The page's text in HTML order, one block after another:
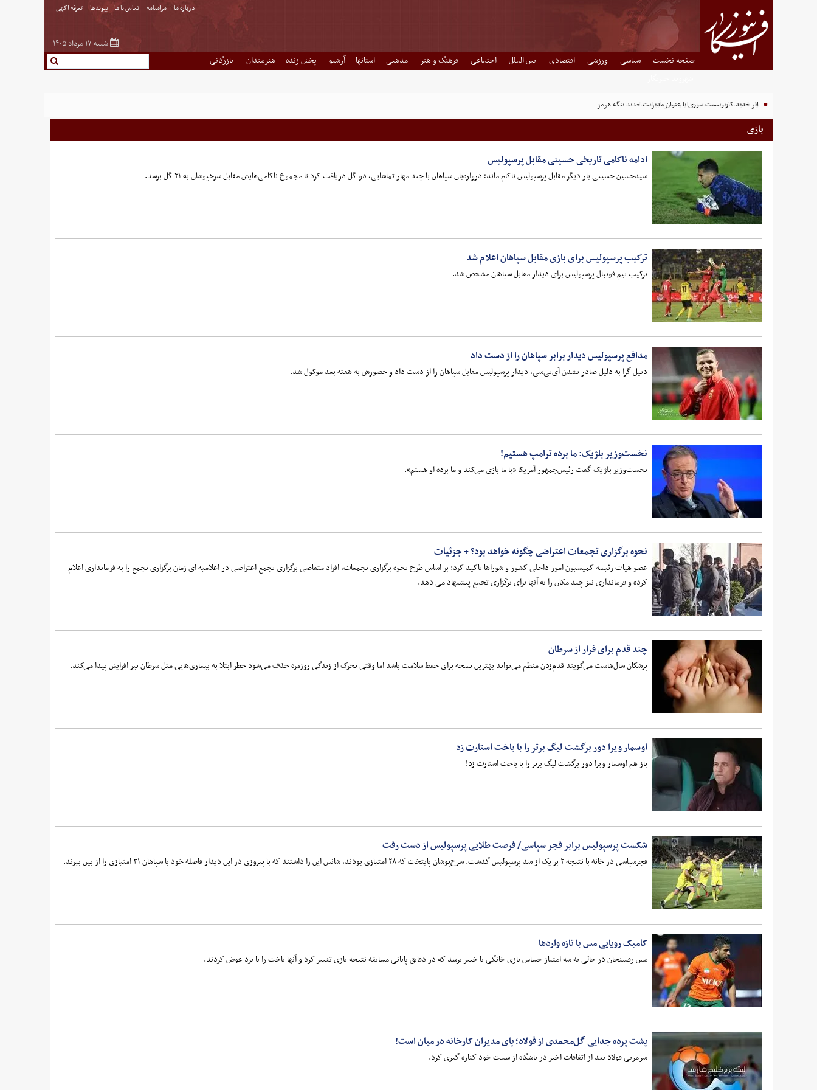
درباره ما مرامنامه تماس با ما پیوندها تعرفه اگهی
شنبه ۱۷ مرداد ۱۴۰۵
صفحه نخست سیاسی ورزشی اقتصادی بین الملل اجتماعی فرهنگ و هنر مذهبی استانها آرشیو پخش زنده هنرمندان
بازرگانی
اثر جدید کارتونیست سوری با عنوان مدیریت جدید تنگه هرمز
بازی
ادامه ناکامی تاریخی حسینی مقابل پرسپولیس
سیدحسین حسینی بار دیگر مقابل پرسپولیس ناکام ماند؛ دروازه‌بان سپاهان با چند مهار تماشایی، دو گل دریافت کرد تا مجموع ناکامی‌هایش مقابل سرخپوشان به ۲۱ گل برسد.
ترکیب پرسپولیس برای بازی مقابل سپاهان اعلام شد
ترکیب تیم فوتبال پرسپولیس برای دیدار مقابل سپاهان مشخص شد.
مدافع پرسپولیس دیدار برابر سپاهان را از دست داد
دنیل گرا به دلیل صادر نشدن آی‌تی‌سی، دیدار پرسپولیس مقابل سپاهان را از دست داد و حضورش به هفته بعد موکول شد.
نخست‌وزیر بلژیک: ما برده ترامپ هستیم!
نخست‌وزیر بلژیک گفت رئیس‌جمهور آمریکا «با ما بازی می‌کند و ما برده او هستم».
نحوه برگزاری تجمعات اعتراضی چگونه خواهد بود؟ + جزئیات
عضو هیات رئیسه کمیسیون امور داخلی کشور و شوراها تاکید کرد: بر اساس طرح نحوه برگزاری تجمعات، افراد متقاضی برگزاری تجمع اعتراضی در اعلامیه ای زمان برگزاری تجمع را به فرمانداری اعلام
کرده و فرمانداری نیز چند مکان را به آنها برای برگزاری تجمع پیشنهاد می دهد.
چند قدم برای فرار از سرطان
پزشکان سال‌هاست می‌گویند قدم‌زدن منظم می‌تواند بهترین نسخه برای حفظ سلامت باشد اما وقتی تحرک از زندگی روزمره حذف می‌شود خطر ابتلا به بیماری‌هایی مثل سرطان نیز افزایش پیدا می‌کند.
اوسمار ویرا دور برگشت لیگ برتر را با باخت استارت زد
باز هم اوسمار ویرا دور برگشت لیگ برتر را با باخت استارت زد!
شکست پرسپولیس برابر فجر سپاسی/ فرصت طلایی پرسپولیس از دست رفت
فجرسپاسی در خانه با نتیجه ۲ بر یک از سد پرسپولیس گذشت. سرخ‌پوشان پایتخت که ۲۸ امتیازی بودند، شانس این را داشتند که با پیروزی در این دیدار فاصله خود با سپاهان ۳۱ امتیازی را از بین ببرند.
کامبک رویایی مس با تازه واردها
مس رفسنجان در حالی به سه امتیاز حساس بازی خانگی با خیبر برسد که در دقایق پایانی مسابقه نتیجه بازی تغییر کرد و آنها باخت را با برد عوض کردند.
پشت پرده جدایی گل‌محمدی از فولاد؛ پای مدیران کارخانه در میان است!
سرمربی فولاد بعد از اتفاقات اخیر در باشگاه از سمت خود کناره گیری کرد.